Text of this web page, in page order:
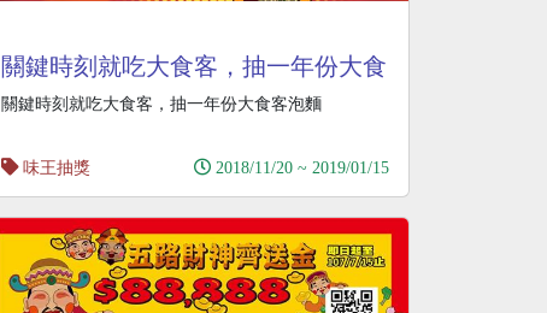
關鍵時刻就吃大食客，抽一年份大食
客泡麵
關鍵時刻就吃大食客，抽一年份大食客泡麵
味王抽獎 2018/11/20 ~ 2019/01/15